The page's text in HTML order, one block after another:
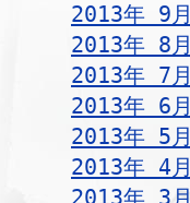
2013年 9月
2013年 8月
2013年 7月
2013年 6月
2013年 5月
2013年 4月
2013年 3月